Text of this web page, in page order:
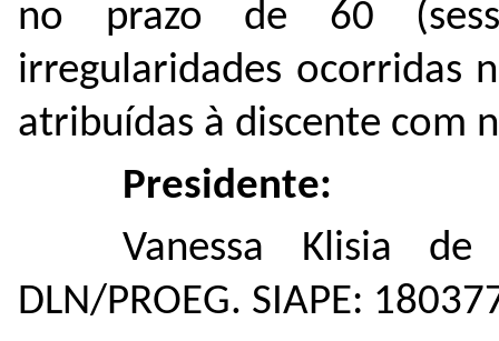
no prazo de 60
irregularidades ocorridas
atribuídas à discente com
Presidente:
Vanessa Klisia
DLN/PROEG. SIAPE: